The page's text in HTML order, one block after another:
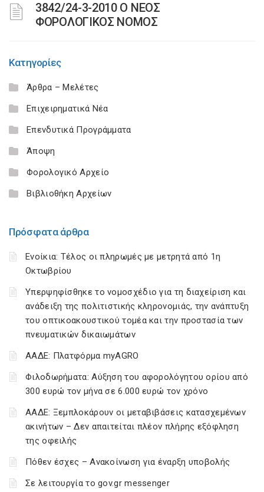
3842/24-3-2010 Ο ΝΕΟΣ
ΦΟΡΟΛΟΓΙΚΟΣ ΝΟΜΟΣ
Κατηγορίες
Άρθρα – Μελέτες
Επιχειρηματικά Νέα
Επενδυτικά Προγράμματα
Άποψη
Φορολογικό Αρχείο
Βιβλιοθήκη Αρχείων
Πρόσφατα άρθρα
Ενοίκια: Τέλος οι πληρωμές με μετρητά από 1η
Οκτωβρίου
Υπερψηφίσθηκε το νομοσχέδιο για τη διαχείριση και
ανάδειξη της πολιτιστικής κληρονομιάς, την ανάπτυξη
του οπτικοακουστικού τομέα και την προστασία των
πνευματικών δικαιωμάτων
ΑΑΔΕ: Πλατφόρμα myAGRO
Φιλοδωρήματα: Αύξηση του αφορολόγητου ορίου από
300 ευρώ τον μήνα σε 6.000 ευρώ τον χρόνο
ΑΑΔΕ: Ξεμπλοκάρουν οι μεταβιβάσεις κατασχεμένων
ακινήτων – Δεν απαιτείται πλέον πλήρης εξόφληση
της οφειλής
Πόθεν έσχες – Ανακοίνωση για έναρξη υποβολής
Σε λειτουργία το gov.gr messenger